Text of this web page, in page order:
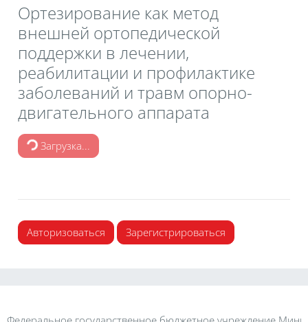
Ортезирование как метод
внешней ортопедической
поддержки в лечении,
реабилитации и профилактике
заболеваний и травм опорно-
двигательного аппарата
Загрузка...
Авторизоваться Зарегистрироваться